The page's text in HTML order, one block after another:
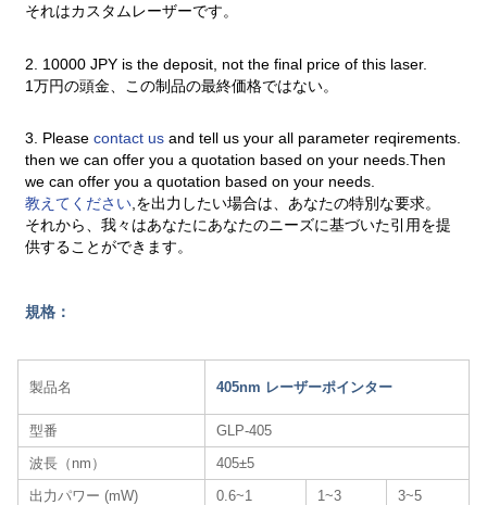
それはカスタムレーザーです。
2. 10000 JPY is the deposit, not the final price of this laser.
1万円の頭金、この制品の最終価格ではない。
3. Pleasecontact usand tell us your all parameter reqirements.
then we can offer you a quotation based on your needs.Then
we can offer you a quotation based on your needs.
教えてください,を出力したい場合は、あなたの特別な要求。
それから、我々はあなたにあなたのニーズに基づいた引用を提
供することができます。
規格：
製品名 405nm レーザーポインター
型番
GLP-405
波長（nm）
405±5
出力パワー (mW)
0.6~1 1~3
3~5